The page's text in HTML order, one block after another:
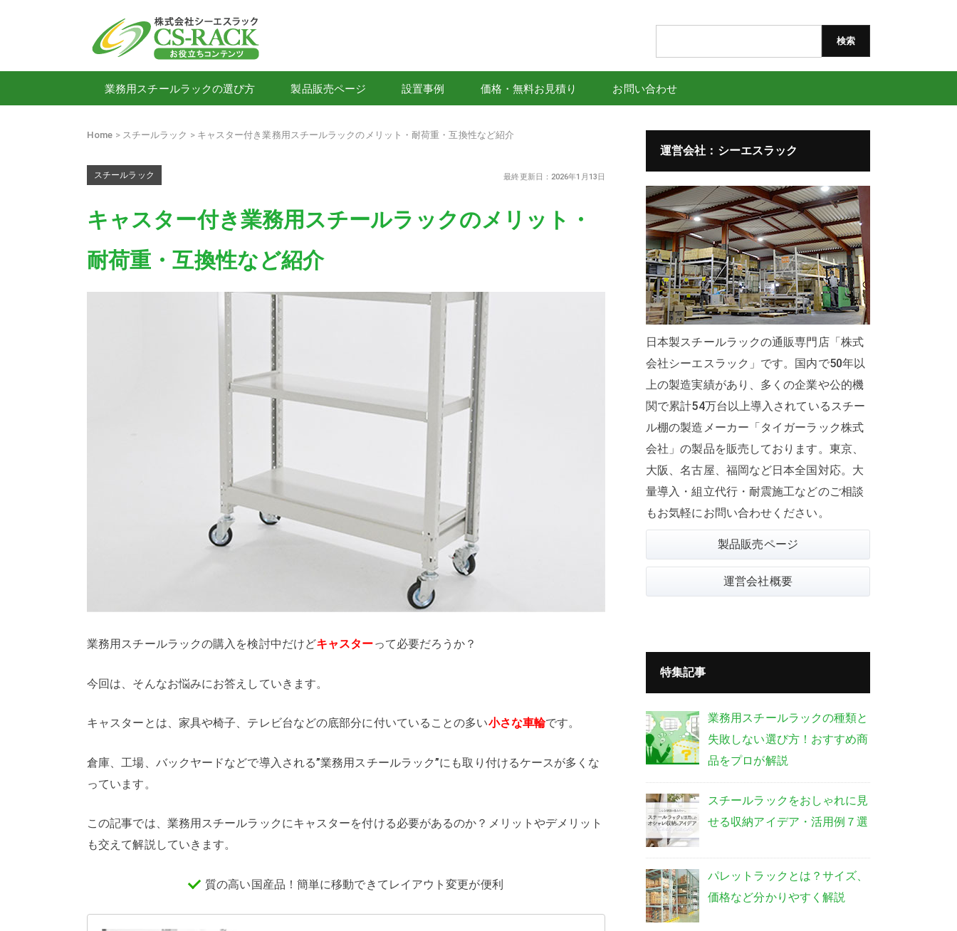
索:
業務用スチールラックの選び方 製品販売ページ 設置事例 価格・無料お見積り お問い合わせ
Home スチールラック キャスター付き業務用スチールラックのメリット・耐荷重・互換性など紹介
スチールラック 最終更新日：2026年1月13日
キャスター付き業務用スチールラックのメリット・
耐荷重・互換性など紹介
業務用スチールラックの購入を検討中だけどキャスターって必要だろうか？
今回は、そんなお悩みにお答えしていきます。
キャスターとは、家具や椅子、テレビ台などの底部分に付いていることの多い小さな車輪です。
倉庫、工場、バックヤードなどで導入される”業務用スチールラック”にも取り付けるケースが多くな
っています。
この記事では、業務用スチールラックにキャスターを付ける必要があるのか？メリットやデメリット
も交えて解説していきます。
質の高い国産品！簡単に移動できてレイアウト変更が便利
運営会社：シーエスラック
日本製スチールラックの通販専門店「株式
会社シーエスラック」です。国内で50年以
上の製造実績があり、多くの企業や公的機
関で累計54万台以上導入されているスチー
ル棚の製造メーカー「タイガーラック株式
会社」の製品を販売しております。東京、
大阪、名古屋、福岡など日本全国対応。大
量導入・組立代行・耐震施工などのご相談
もお気軽にお問い合わせください。
製品販売ページ
運営会社概要
特集記事
業務用スチールラックの種類と
失敗しない選び方！おすすめ商
品をプロが解説
スチールラックをおしゃれに見
せる収納アイデア・活用例７選
パレットラックとは？サイズ、
価格など分かりやすく解説